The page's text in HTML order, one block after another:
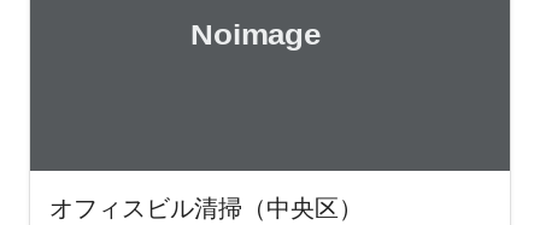
オフィスビル清掃（中央区）